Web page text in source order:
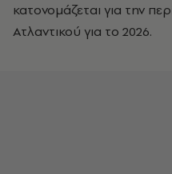
κατονομάζεται για την
Ατλαντικού για το 2026.